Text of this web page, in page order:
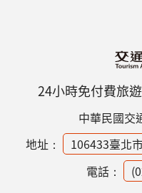
24小時免付費旅
中華民國交
地址：
106433臺北
電話：